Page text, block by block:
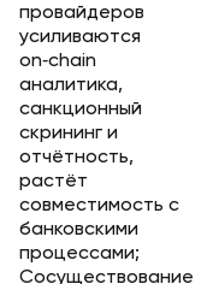
провайдеров
усиливаются
on‑chain
аналитика,
санкционный
скрининг и
отчётность,
растёт
совместимость с
банковскими
процессами;
Сосуществование